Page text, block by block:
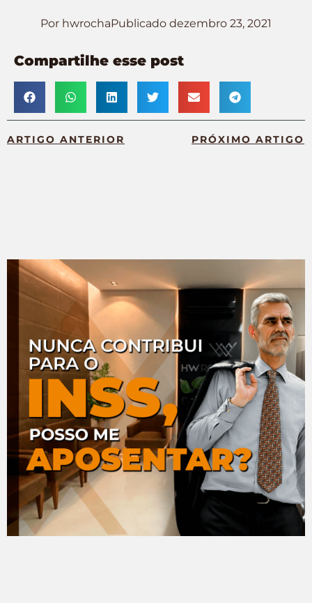
Por hwrochaPublicado dezembro 23, 2021
Compartilhe esse post
ARTIGO ANTERIOR PRÓXIMO ARTIGO